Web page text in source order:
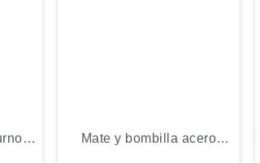
Mate y bombilla acero